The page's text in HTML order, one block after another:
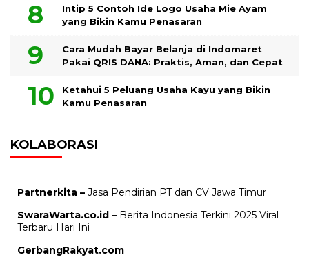
Intip 5 Contoh Ide Logo Usaha Mie Ayam
yang Bikin Kamu Penasaran
Cara Mudah Bayar Belanja di Indomaret
Pakai QRIS DANA: Praktis, Aman, dan Cepat
Ketahui 5 Peluang Usaha Kayu yang Bikin
Kamu Penasaran
KOLABORASI
Partnerkita – Jasa Pendirian PT dan CV Jawa Timur
SwaraWarta.co.id – Berita Indonesia Terkini 2025 Viral
Terbaru Hari Ini
GerbangRakyat.com